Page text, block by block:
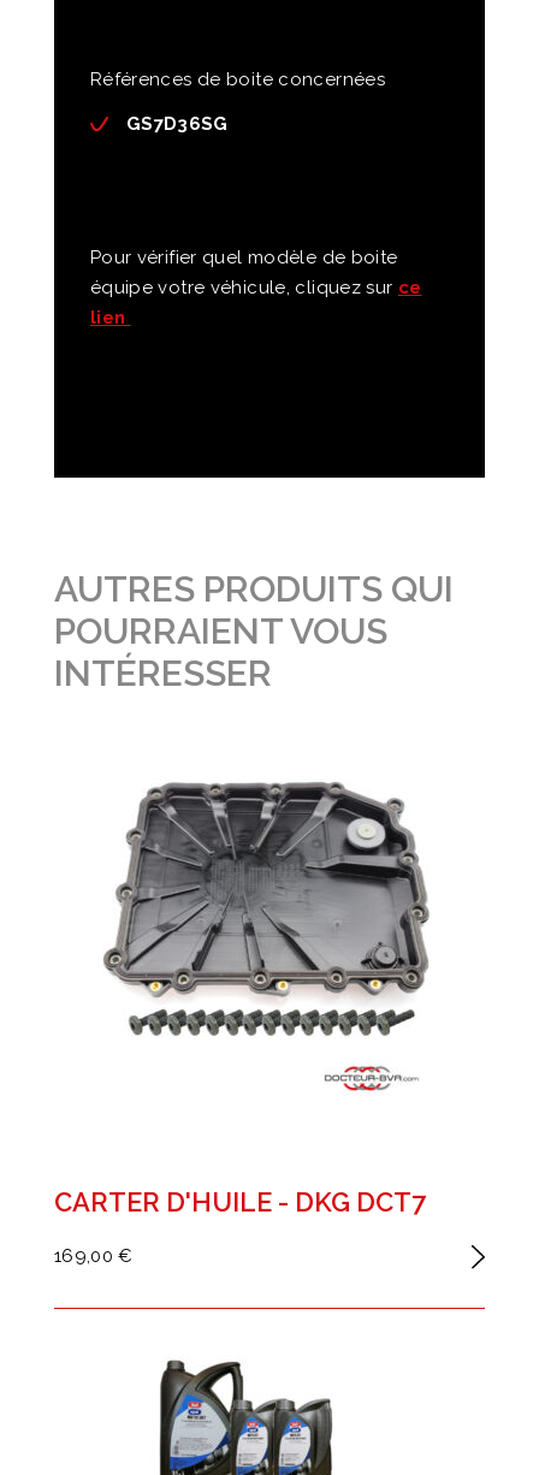
Références de boite concernées
GS7D36SG
Pour vérifier quel modèle de boite
équipe votre véhicule, cliquez sur ce
lien
AUTRES PRODUITS QUI
POURRAIENT VOUS
INTÉRESSER
CARTER D'HUILE - DKG DCT7
169,00 €